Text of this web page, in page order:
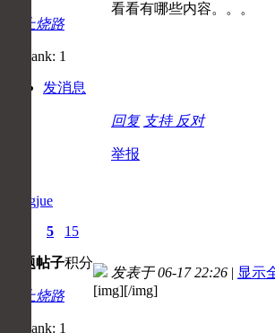
初上烧路
发消息
看看有哪些内容。。。
回复 支持 反对
举报
gongjue
主题
5
帖子
15
积分
初上烧路
发表于 06-17 22:26 | 显示
[img][/img]